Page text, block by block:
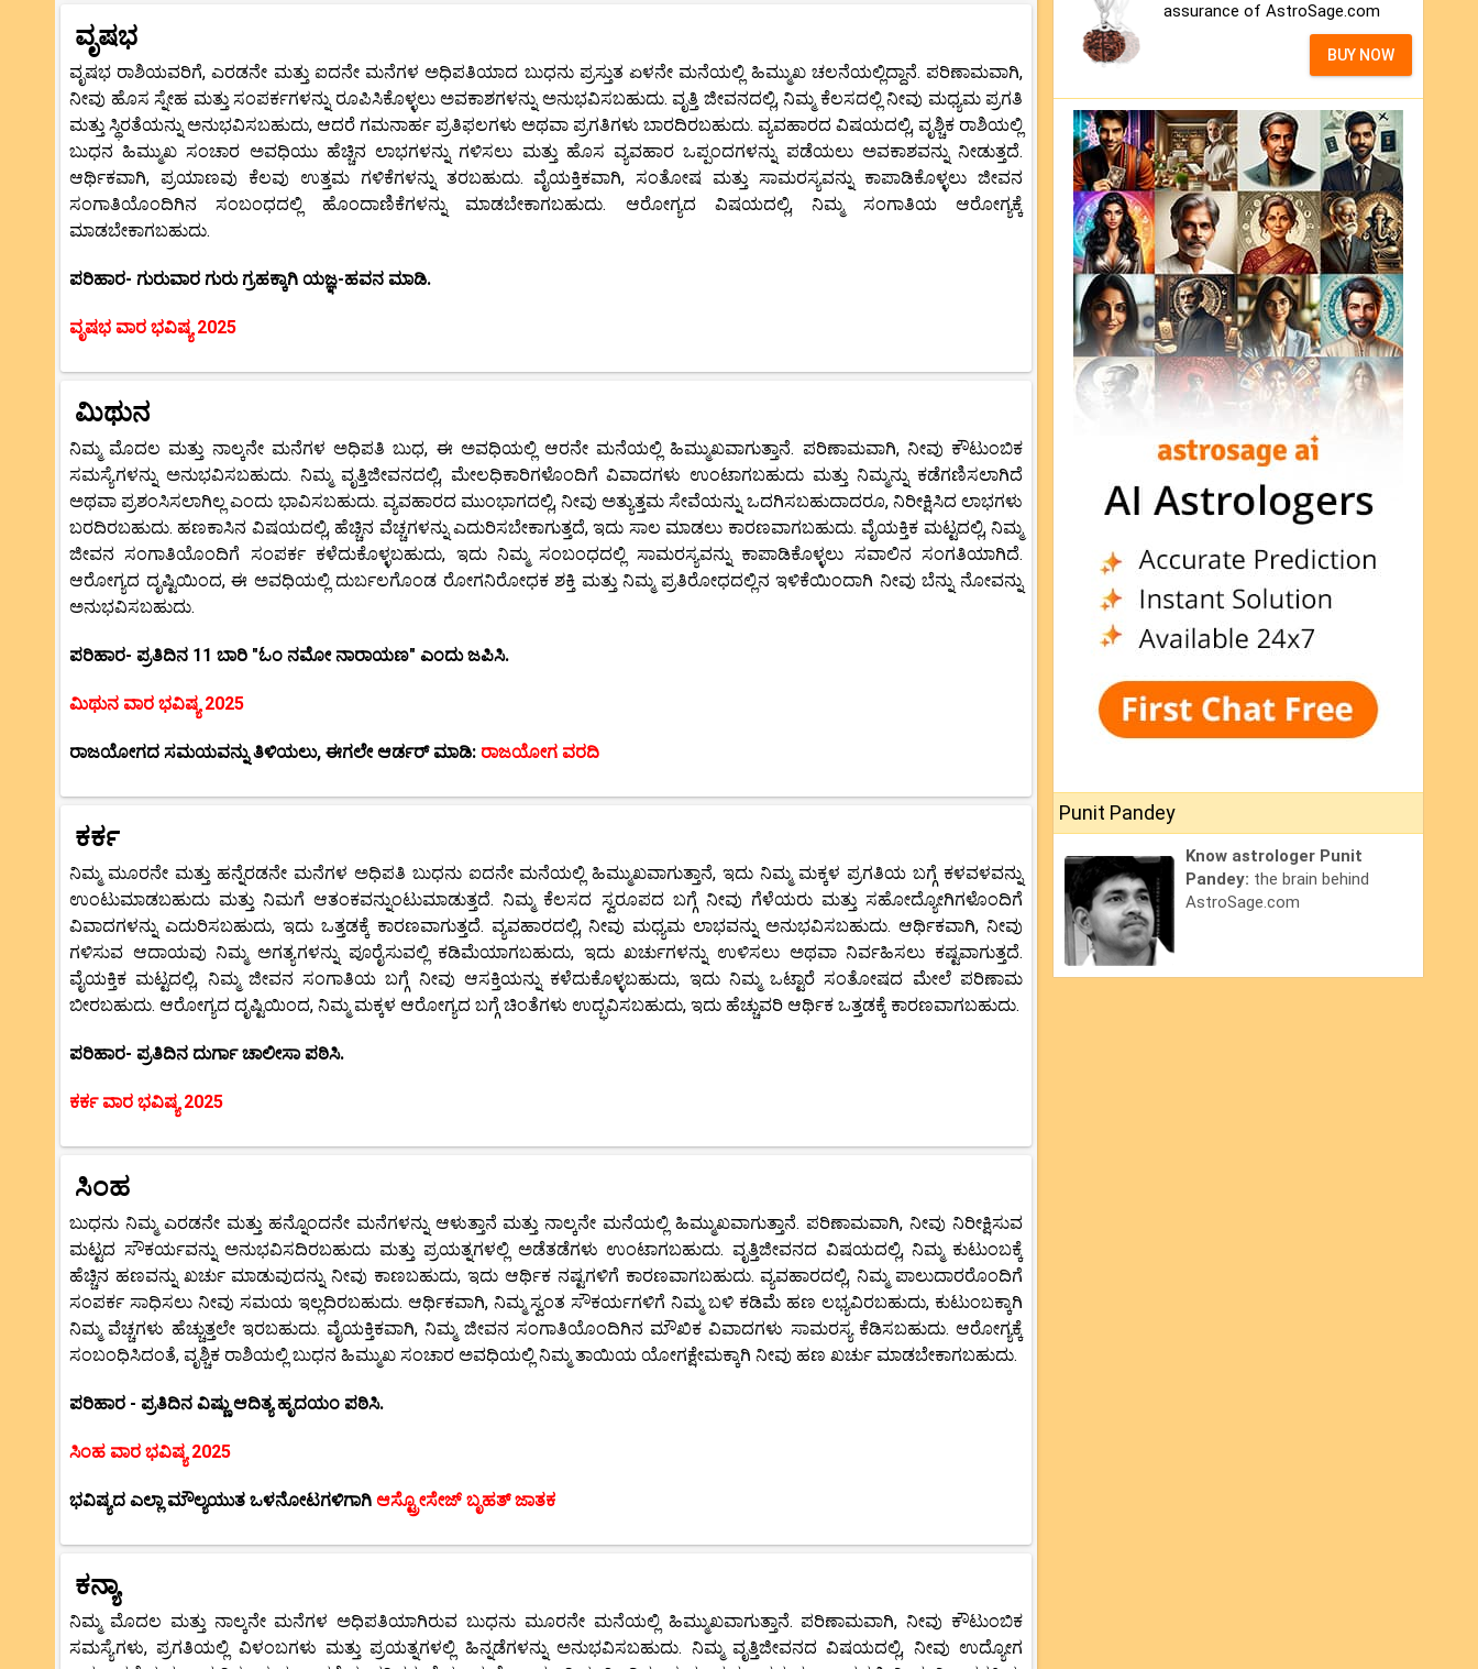
ವೃಷಭ
ವೃಷಭ ರಾಶಿಯವರಿಗೆ, ಎರಡನೇ ಮತ್ತು ಐದನೇ ಮನೆಗಳ ಅಧಿಪತಿಯಾದ ಬುಧನು ಪ್ರಸ್ತುತ ಏಳನೇ ಮನೆಯಲ್ಲಿ ಹಿಮ್ಮುಖ ಚಲನೆಯಲ್ಲಿದ್ದಾನೆ. ಪರಿಣಾಮವಾಗಿ,
ನೀವು ಹೊಸ ಸ್ನೇಹ ಮತ್ತು ಸಂಪರ್ಕಗಳನ್ನು ರೂಪಿಸಿಕೊಳ್ಳಲು ಅವಕಾಶಗಳನ್ನು ಅನುಭವಿಸಬಹುದು. ವೃತ್ತಿ ಜೀವನದಲ್ಲಿ, ನಿಮ್ಮ ಕೆಲಸದಲ್ಲಿ ನೀವು ಮಧ್ಯಮ ಪ್ರಗತಿ
ಮತ್ತು ಸ್ಥಿರತೆಯನ್ನು ಅನುಭವಿಸಬಹುದು, ಆದರೆ ಗಮನಾರ್ಹ ಪ್ರತಿಫಲಗಳು ಅಥವಾ ಪ್ರಗತಿಗಳು ಬಾರದಿರಬಹುದು. ವ್ಯವಹಾರದ ವಿಷಯದಲ್ಲಿ, ವೃಶ್ಚಿಕ ರಾಶಿಯಲ್ಲಿ
ಬುಧನ ಹಿಮ್ಮುಖ ಸಂಚಾರ ಅವಧಿಯು ಹೆಚ್ಚಿನ ಲಾಭಗಳನ್ನು ಗಳಿಸಲು ಮತ್ತು ಹೊಸ ವ್ಯವಹಾರ ಒಪ್ಪಂದಗಳನ್ನು ಪಡೆಯಲು ಅವಕಾಶವನ್ನು ನೀಡುತ್ತದೆ.
ಆರ್ಥಿಕವಾಗಿ, ಪ್ರಯಾಣವು ಕೆಲವು ಉತ್ತಮ ಗಳಿಕೆಗಳನ್ನು ತರಬಹುದು. ವೈಯಕ್ತಿಕವಾಗಿ, ಸಂತೋಷ ಮತ್ತು ಸಾಮರಸ್ಯವನ್ನು ಕಾಪಾಡಿಕೊಳ್ಳಲು ಜೀವನ
ಸಂಗಾತಿಯೊಂದಿಗಿನ ಸಂಬಂಧದಲ್ಲಿ ಹೊಂದಾಣಿಕೆಗಳನ್ನು ಮಾಡಬೇಕಾಗಬಹುದು. ಆರೋಗ್ಯದ ವಿಷಯದಲ್ಲಿ, ನಿಮ್ಮ ಸಂಗಾತಿಯ ಆರೋಗ್ಯಕ್ಕೆ
ಮಾಡಬೇಕಾಗಬಹುದು.
ಪರಿಹಾರ- ಗುರುವಾರ ಗುರು ಗ್ರಹಕ್ಕಾಗಿ ಯಜ್ಞ-ಹವನ ಮಾಡಿ.
ವೃಷಭ ವಾರ ಭವಿಷ್ಯ 2025
ಮಿಥುನ
ನಿಮ್ಮ ಮೊದಲ ಮತ್ತು ನಾಲ್ಕನೇ ಮನೆಗಳ ಅಧಿಪತಿ ಬುಧ, ಈ ಅವಧಿಯಲ್ಲಿ ಆರನೇ ಮನೆಯಲ್ಲಿ ಹಿಮ್ಮುಖವಾಗುತ್ತಾನೆ. ಪರಿಣಾಮವಾಗಿ, ನೀವು ಕೌಟುಂಬಿಕ
ಸಮಸ್ಯೆಗಳನ್ನು ಅನುಭವಿಸಬಹುದು. ನಿಮ್ಮ ವೃತ್ತಿಜೀವನದಲ್ಲಿ, ಮೇಲಧಿಕಾರಿಗಳೊಂದಿಗೆ ವಿವಾದಗಳು ಉಂಟಾಗಬಹುದು ಮತ್ತು ನಿಮ್ಮನ್ನು ಕಡೆಗಣಿಸಲಾಗಿದೆ
ಅಥವಾ ಪ್ರಶಂಸಿಸಲಾಗಿಲ್ಲ ಎಂದು ಭಾವಿಸಬಹುದು. ವ್ಯವಹಾರದ ಮುಂಭಾಗದಲ್ಲಿ, ನೀವು ಅತ್ಯುತ್ತಮ ಸೇವೆಯನ್ನು ಒದಗಿಸಬಹುದಾದರೂ, ನಿರೀಕ್ಷಿಸಿದ ಲಾಭಗಳು
ಬರದಿರಬಹುದು. ಹಣಕಾಸಿನ ವಿಷಯದಲ್ಲಿ, ಹೆಚ್ಚಿನ ವೆಚ್ಚಗಳನ್ನು ಎದುರಿಸಬೇಕಾಗುತ್ತದೆ, ಇದು ಸಾಲ ಮಾಡಲು ಕಾರಣವಾಗಬಹುದು. ವೈಯಕ್ತಿಕ ಮಟ್ಟದಲ್ಲಿ, ನಿಮ್ಮ
ಜೀವನ ಸಂಗಾತಿಯೊಂದಿಗೆ ಸಂಪರ್ಕ ಕಳೆದುಕೊಳ್ಳಬಹುದು, ಇದು ನಿಮ್ಮ ಸಂಬಂಧದಲ್ಲಿ ಸಾಮರಸ್ಯವನ್ನು ಕಾಪಾಡಿಕೊಳ್ಳಲು ಸವಾಲಿನ ಸಂಗತಿಯಾಗಿದೆ.
ಆರೋಗ್ಯದ ದೃಷ್ಟಿಯಿಂದ, ಈ ಅವಧಿಯಲ್ಲಿ ದುರ್ಬಲಗೊಂಡ ರೋಗನಿರೋಧಕ ಶಕ್ತಿ ಮತ್ತು ನಿಮ್ಮ ಪ್ರತಿರೋಧದಲ್ಲಿನ ಇಳಿಕೆಯಿಂದಾಗಿ ನೀವು ಬೆನ್ನು ನೋವನ್ನು
ಅನುಭವಿಸಬಹುದು.
ಪರಿಹಾರ- ಪ್ರತಿದಿನ 11 ಬಾರಿ "ಓಂ ನಮೋ ನಾರಾಯಣ" ಎಂದು ಜಪಿಸಿ.
ಮಿಥುನ ವಾರ ಭವಿಷ್ಯ 2025
ರಾಜಯೋಗದ ಸಮಯವನ್ನು ತಿಳಿಯಲು, ಈಗಲೇ ಆರ್ಡರ್ ಮಾಡಿ: ರಾಜಯೋಗ ವರದಿ
ಕರ್ಕ
ನಿಮ್ಮ ಮೂರನೇ ಮತ್ತು ಹನ್ನೆರಡನೇ ಮನೆಗಳ ಅಧಿಪತಿ ಬುಧನು ಐದನೇ ಮನೆಯಲ್ಲಿ ಹಿಮ್ಮುಖವಾಗುತ್ತಾನೆ, ಇದು ನಿಮ್ಮ ಮಕ್ಕಳ ಪ್ರಗತಿಯ ಬಗ್ಗೆ ಕಳವಳವನ್ನು
ಉಂಟುಮಾಡಬಹುದು ಮತ್ತು ನಿಮಗೆ ಆತಂಕವನ್ನುಂಟುಮಾಡುತ್ತದೆ. ನಿಮ್ಮ ಕೆಲಸದ ಸ್ವರೂಪದ ಬಗ್ಗೆ ನೀವು ಗೆಳೆಯರು ಮತ್ತು ಸಹೋದ್ಯೋಗಿಗಳೊಂದಿಗೆ
ವಿವಾದಗಳನ್ನು ಎದುರಿಸಬಹುದು, ಇದು ಒತ್ತಡಕ್ಕೆ ಕಾರಣವಾಗುತ್ತದೆ. ವ್ಯವಹಾರದಲ್ಲಿ, ನೀವು ಮಧ್ಯಮ ಲಾಭವನ್ನು ಅನುಭವಿಸಬಹುದು. ಆರ್ಥಿಕವಾಗಿ, ನೀವು
ಗಳಿಸುವ ಆದಾಯವು ನಿಮ್ಮ ಅಗತ್ಯಗಳನ್ನು ಪೂರೈಸುವಲ್ಲಿ ಕಡಿಮೆಯಾಗಬಹುದು, ಇದು ಖರ್ಚುಗಳನ್ನು ಉಳಿಸಲು ಅಥವಾ ನಿರ್ವಹಿಸಲು ಕಷ್ಟವಾಗುತ್ತದೆ.
ವೈಯಕ್ತಿಕ ಮಟ್ಟದಲ್ಲಿ, ನಿಮ್ಮ ಜೀವನ ಸಂಗಾತಿಯ ಬಗ್ಗೆ ನೀವು ಆಸಕ್ತಿಯನ್ನು ಕಳೆದುಕೊಳ್ಳಬಹುದು, ಇದು ನಿಮ್ಮ ಒಟ್ಟಾರೆ ಸಂತೋಷದ ಮೇಲೆ ಪರಿಣಾಮ
ಬೀರಬಹುದು. ಆರೋಗ್ಯದ ದೃಷ್ಟಿಯಿಂದ, ನಿಮ್ಮ ಮಕ್ಕಳ ಆರೋಗ್ಯದ ಬಗ್ಗೆ ಚಿಂತೆಗಳು ಉದ್ಭವಿಸಬಹುದು, ಇದು ಹೆಚ್ಚುವರಿ ಆರ್ಥಿಕ ಒತ್ತಡಕ್ಕೆ ಕಾರಣವಾಗಬಹುದು.
ಪರಿಹಾರ- ಪ್ರತಿದಿನ ದುರ್ಗಾ ಚಾಲೀಸಾ ಪಠಿಸಿ.
ಕರ್ಕ ವಾರ ಭವಿಷ್ಯ 2025
ಸಿಂಹ
ಬುಧನು ನಿಮ್ಮ ಎರಡನೇ ಮತ್ತು ಹನ್ನೊಂದನೇ ಮನೆಗಳನ್ನು ಆಳುತ್ತಾನೆ ಮತ್ತು ನಾಲ್ಕನೇ ಮನೆಯಲ್ಲಿ ಹಿಮ್ಮುಖವಾಗುತ್ತಾನೆ. ಪರಿಣಾಮವಾಗಿ, ನೀವು ನಿರೀಕ್ಷಿಸುವ
ಮಟ್ಟದ ಸೌಕರ್ಯವನ್ನು ಅನುಭವಿಸದಿರಬಹುದು ಮತ್ತು ಪ್ರಯತ್ನಗಳಲ್ಲಿ ಅಡೆತಡೆಗಳು ಉಂಟಾಗಬಹುದು. ವೃತ್ತಿಜೀವನದ ವಿಷಯದಲ್ಲಿ, ನಿಮ್ಮ ಕುಟುಂಬಕ್ಕೆ
ಹೆಚ್ಚಿನ ಹಣವನ್ನು ಖರ್ಚು ಮಾಡುವುದನ್ನು ನೀವು ಕಾಣಬಹುದು, ಇದು ಆರ್ಥಿಕ ನಷ್ಟಗಳಿಗೆ ಕಾರಣವಾಗಬಹುದು. ವ್ಯವಹಾರದಲ್ಲಿ, ನಿಮ್ಮ ಪಾಲುದಾರರೊಂದಿಗೆ
ಸಂಪರ್ಕ ಸಾಧಿಸಲು ನೀವು ಸಮಯ ಇಲ್ಲದಿರಬಹುದು. ಆರ್ಥಿಕವಾಗಿ, ನಿಮ್ಮ ಸ್ವಂತ ಸೌಕರ್ಯಗಳಿಗೆ ನಿಮ್ಮ ಬಳಿ ಕಡಿಮೆ ಹಣ ಲಭ್ಯವಿರಬಹುದು, ಕುಟುಂಬಕ್ಕಾಗಿ
ನಿಮ್ಮ ವೆಚ್ಚಗಳು ಹೆಚ್ಚುತ್ತಲೇ ಇರಬಹುದು. ವೈಯಕ್ತಿಕವಾಗಿ, ನಿಮ್ಮ ಜೀವನ ಸಂಗಾತಿಯೊಂದಿಗಿನ ಮೌಖಿಕ ವಿವಾದಗಳು ಸಾಮರಸ್ಯ ಕೆಡಿಸಬಹುದು. ಆರೋಗ್ಯಕ್ಕೆ
ಸಂಬಂಧಿಸಿದಂತೆ, ವೃಶ್ಚಿಕ ರಾಶಿಯಲ್ಲಿ ಬುಧನ ಹಿಮ್ಮುಖ ಸಂಚಾರ ಅವಧಿಯಲ್ಲಿ ನಿಮ್ಮ ತಾಯಿಯ ಯೋಗಕ್ಷೇಮಕ್ಕಾಗಿ ನೀವು ಹಣ ಖರ್ಚು ಮಾಡಬೇಕಾಗಬಹುದು.
ಪರಿಹಾರ - ಪ್ರತಿದಿನ ವಿಷ್ಣು ಆದಿತ್ಯ ಹೃದಯಂ ಪಠಿಸಿ.
ಸಿಂಹ ವಾರ ಭವಿಷ್ಯ 2025
ಭವಿಷ್ಯದ ಎಲ್ಲಾ ಮೌಲ್ಯಯುತ ಒಳನೋಟಗಳಿಗಾಗಿ ಆಸ್ಟ್ರೋಸೇಜ್ ಬೃಹತ್ ಜಾತಕ
ಕನ್ಯಾ
ನಿಮ್ಮ ಮೊದಲ ಮತ್ತು ನಾಲ್ಕನೇ ಮನೆಗಳ ಅಧಿಪತಿಯಾಗಿರುವ ಬುಧನು ಮೂರನೇ ಮನೆಯಲ್ಲಿ ಹಿಮ್ಮುಖವಾಗುತ್ತಾನೆ. ಪರಿಣಾಮವಾಗಿ, ನೀವು ಕೌಟುಂಬಿಕ
ಸಮಸ್ಯೆಗಳು, ಪ್ರಗತಿಯಲ್ಲಿ ವಿಳಂಬಗಳು ಮತ್ತು ಪ್ರಯತ್ನಗಳಲ್ಲಿ ಹಿನ್ನಡೆಗಳನ್ನು ಅನುಭವಿಸಬಹುದು. ನಿಮ್ಮ ವೃತ್ತಿಜೀವನದ ವಿಷಯದಲ್ಲಿ, ನೀವು ಉದ್ಯೋಗ
assurance of AstroSage.com
BUY NOW
Punit Pandey
Know astrologer Punit
Pandey: the brain behind
AstroSage.com